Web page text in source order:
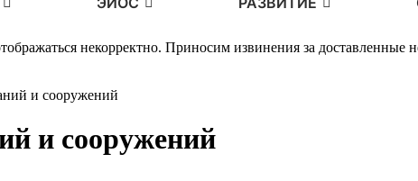
некорректно. Приносим извинения за доставленные
и сооружений
и сооружений